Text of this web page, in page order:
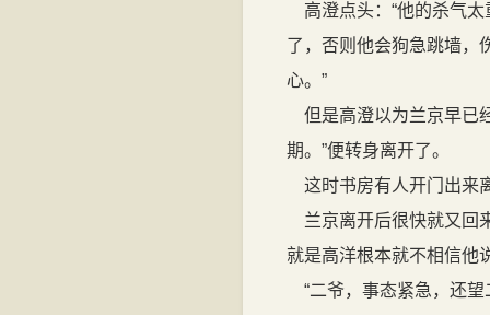
高澄点头：“他的杀气太
了，否则他会狗急跳墙，
心。”
但是高澄以为兰京早已
期。”便转身离开了。
这时书房有人开门出来
兰京离开后很快就又回
就是高洋根本就不相信他
“二爷，事态紧急，还望